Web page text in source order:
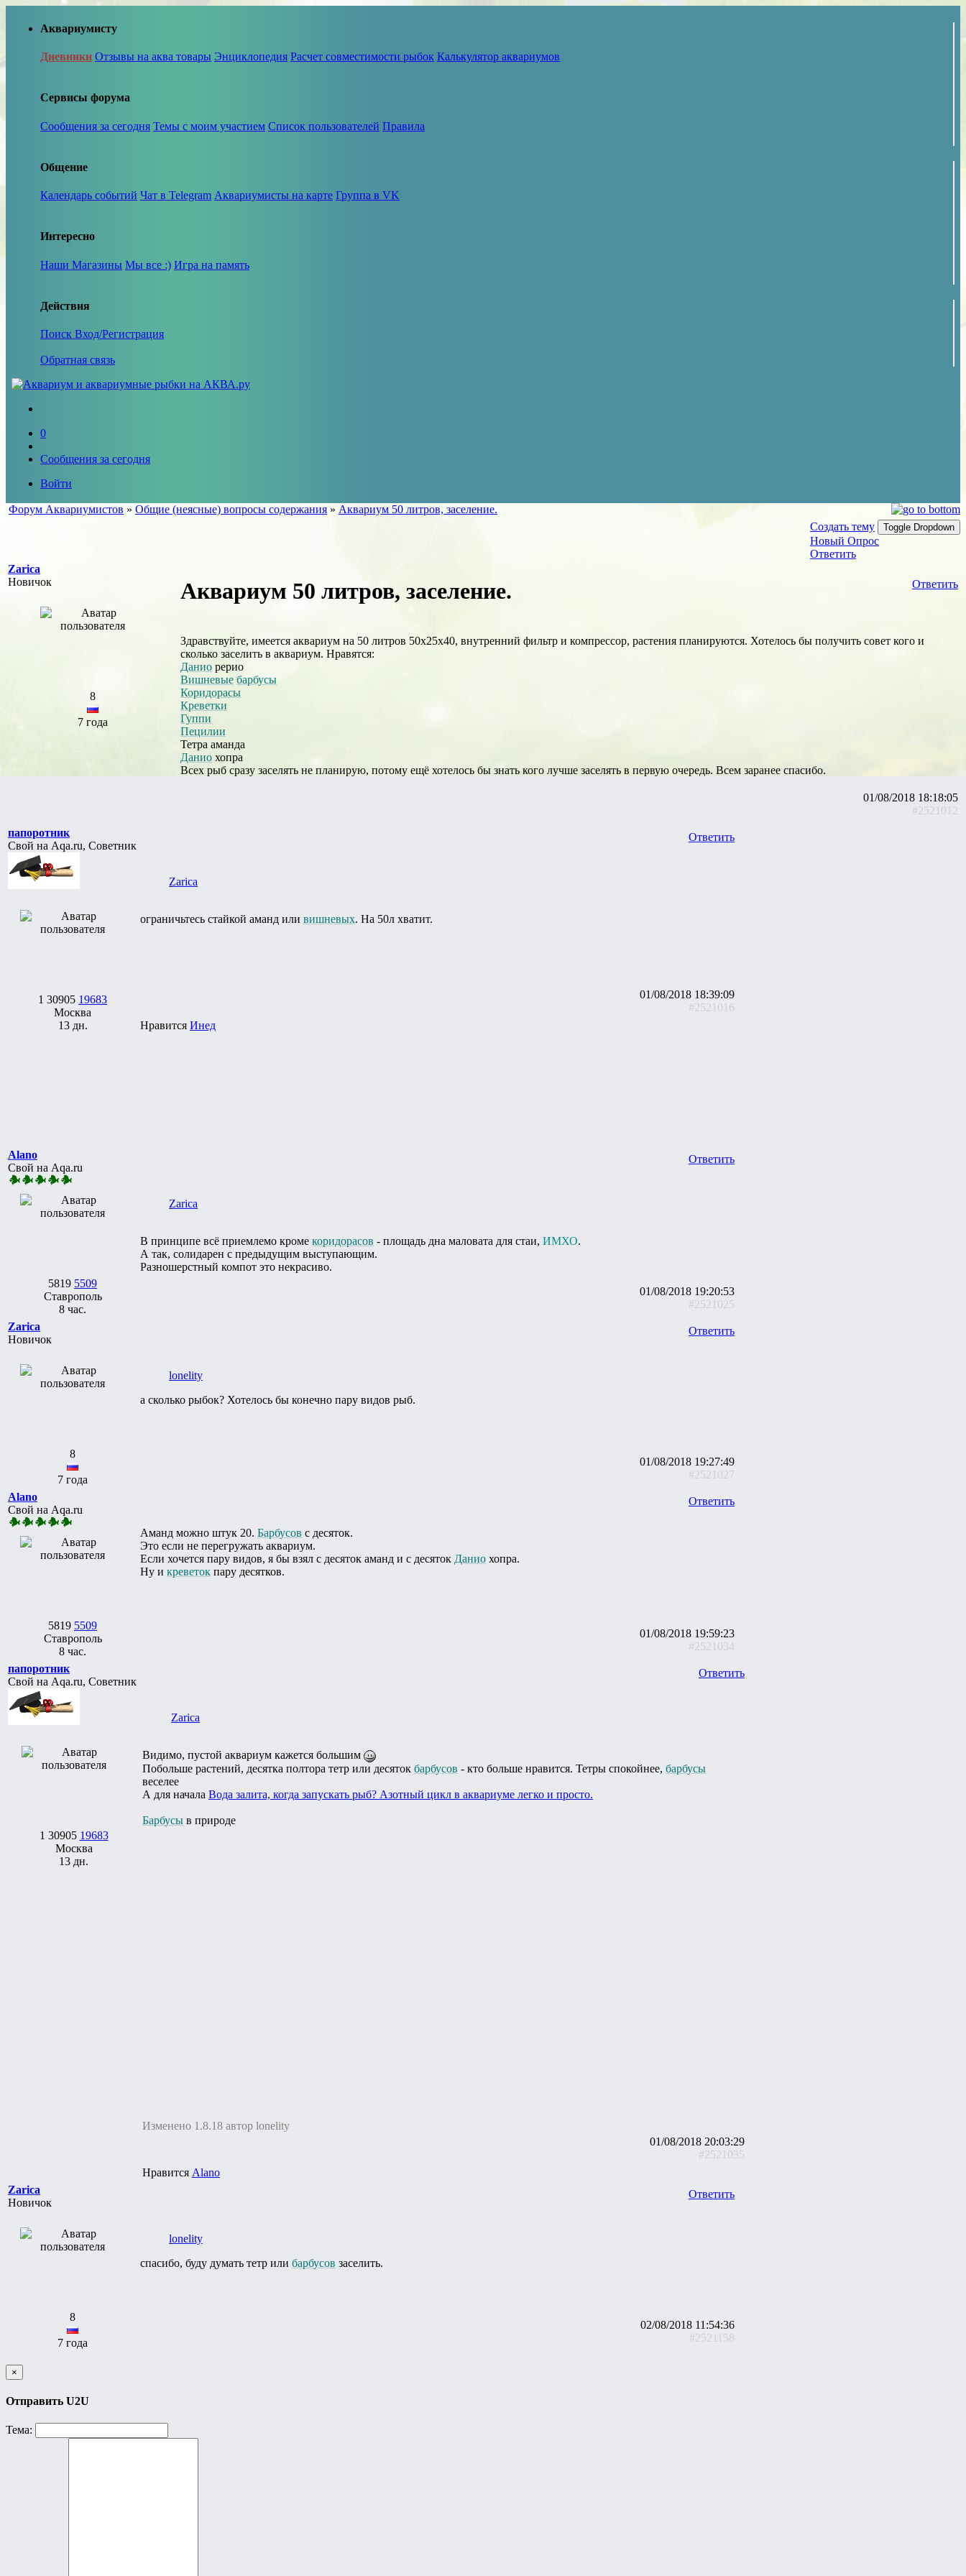
Аквариумисту
Дневники Отзывы на аква товары Энциклопедия Расчет совместимости рыбок Калькулятор аквариумов
Сервисы форума
Сообщения за сегодня Темы с моим участием Список пользователей Правила
Общение
Календарь событий Чат в Telegram Аквариумисты на карте Группа в VK
Интересно
Наши Магазины Мы все :) Игра на память
Действия
Поиск Вход/Регистрация
Обратная связь
0
Сообщения за сегодня
Войти
Форум Аквариумистов » Общие (неясные) вопросы содержания » Аквариум 50 литров, заселение.
Создать тему
Toggle Dropdown
Новый Опрос
Ответить
Zarica
Новичок
8
7 года
Ответить
Аквариум 50 литров, заселение.
Здравствуйте, имеется аквариум на 50 литров 50х25х40, внутренний фильтр и компрессор, растения планируются. Хотелось бы получить совет кого и
сколько заселить в аквариум. Нравятся:
Данио рерио
Вишневые барбусы
Коридорасы
Креветки
Гуппи
Пецилии
Тетра аманда
Данио хопра
Всех рыб сразу заселять не планирую, потому ещё хотелось бы знать кого лучше заселять в первую очередь. Всем заранее спасибо.
01/08/2018 18:18:05
#2521012
папоротник
Свой на Aqa.ru, Советник
1 30905 19683
Москва
13 дн.
Ответить
Zarica
ограничьтесь стайкой аманд или вишневых. На 50л хватит.
01/08/2018 18:39:09
#2521016
Нравится Инед
Alano
Свой на Aqa.ru
5819 5509
Ставрополь
8 час.
Ответить
Zarica
В принципе всё приемлемо кроме коридорасов - площадь дна маловата для стаи, ИМХО.
А так, солидарен с предыдущим выступающим.
Разношерстный компот это некрасиво.
01/08/2018 19:20:53
#2521025
Zarica
Новичок
8
7 года
Ответить
lonelity
а сколько рыбок? Хотелось бы конечно пару видов рыб.
01/08/2018 19:27:49
#2521027
Alano
Свой на Aqa.ru
5819 5509
Ставрополь
8 час.
Ответить
Аманд можно штук 20. Барбусов с десяток.
Это если не перегружать аквариум.
Если хочется пару видов, я бы взял с десяток аманд и с десяток Данио хопра.
Ну и креветок пару десятков.
01/08/2018 19:59:23
#2521034
папоротник
Свой на Aqa.ru, Советник
1 30905 19683
Москва
13 дн.
Ответить
Zarica
Видимо, пустой аквариум кажется большим
Побольше растений, десятка полтора тетр или десяток барбусов - кто больше нравится. Тетры спокойнее, барбусы
веселее
А для начала Вода залита, когда запускать рыб? Азотный цикл в аквариуме легко и просто.
Барбусы в природе
Изменено 1.8.18 автор lonelity
01/08/2018 20:03:29
#2521035
Нравится Alano
Zarica
Новичок
8
7 года
Ответить
lonelity
спасибо, буду думать тетр или барбусов заселить.
02/08/2018 11:54:36
#2521158
×
Отправить U2U
Тема: